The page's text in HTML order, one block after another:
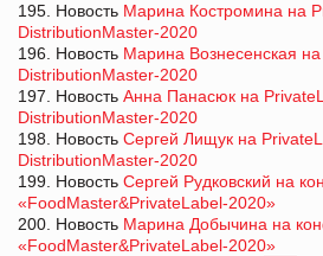
195. Новость Марина Костромина на
DistributionMaster-2020
196. Новость Марина Вознесенская
DistributionMaster-2020
197. Новость Анна Панасюк на
DistributionMaster-2020
198. Новость Сергей Лищук на
DistributionMaster-2020
199. Новость Сергей Рудковский на
«FoodMaster&PrivateLabel-2020»
200. Новость Марина Добычина на
«FoodMaster&PrivateLabel-2020»